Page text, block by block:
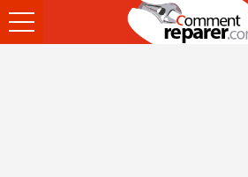
Ouvrir
le